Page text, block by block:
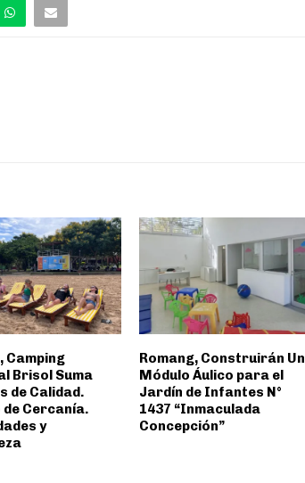
Camping
Brisol Suma
de Calidad.
Cercanía.
y
Romang, Construirán Un
Módulo Áulico para el
Jardín de Infantes N°
1437 “Inmaculada
Concepción”